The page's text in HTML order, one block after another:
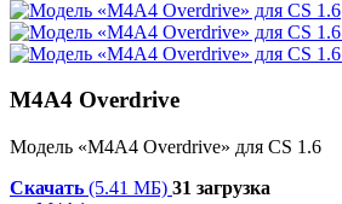
M4A4 Overdrive
Модель «M4A4 Overdrive» для CS 1.6
Скачать (5.41 МБ) 31 загрузка